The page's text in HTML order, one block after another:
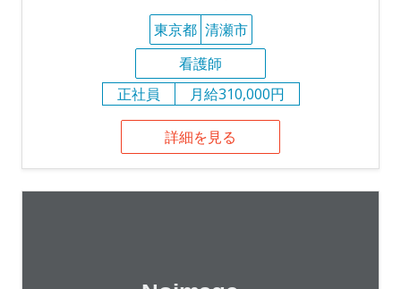
東京都 清瀬市
看護師
正社員
月給310,000円
詳細を見る